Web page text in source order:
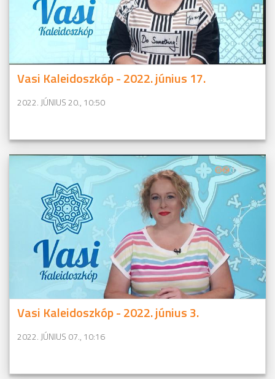
Vasi Kaleidoszkóp - 2022. június 17.
2022. JÚNIUS 20., 10:50
Vasi Kaleidoszkóp - 2022. június 3.
2022. JÚNIUS 07., 10:16